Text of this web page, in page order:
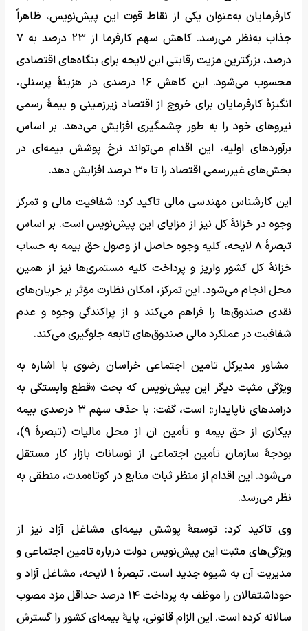
کارفرمایان به‌عنوان یکی از نقاط قوت این پیش‌نویس، ظاهراً
جذاب به‌نظر می‌رسد. کاهش سهم کارفرما از ۲۳ درصد به ۷
درصد، بزرگترین مزیت رقابتی این لایحه برای بنگاه‌های اقتصادی
محسوب می‌شود. این کاهش ۱۶ درصدی در هزینۀ پرسنلی،
انگیزۀ کارفرمایان برای خروج از اقتصاد زیرزمینی و بیمۀ رسمی
نیروهای خود را به طور چشمگیری افزایش می‌دهد. بر اساس
برآوردهای اولیه، این اقدام می‌تواند نرخ پوشش بیمه‌ای در
بخش‌های غیررسمی اقتصاد را تا ۳۰ درصد افزایش دهد.
این کارشناس مهندسی مالی تاکید کرد: شفافیت مالی و تمرکز
وجوه در خزانۀ کل نیز از مزایای این پیش‌نویس است. بر اساس
تبصرۀ ۸ لایحه، کلیه وجوه حاصل از وصول حق بیمه به حساب
خزانۀ کل کشور واریز و پرداخت کلیه مستمری‌ها نیز از همین
محل انجام می‌شود. این تمرکز، امکان نظارت مؤثر بر جریان‌های
نقدی صندوق‌ها را فراهم می‌کند و از پراکندگی وجوه و عدم
شفافیت در عملکرد مالی صندوق‌های تابعه جلوگیری می‌کند.
مشاور مدیرکل تامین اجتماعی خراسان رضوی با اشاره به
ویژگی مثبت دیگر این پیش‌نویس که بحث «قطع وابستگی به
درآمدهای ناپایدار» است، گفت: با حذف سهم ۳ درصدی بیمه
بیکاری از حق بیمه و تأمین آن از محل مالیات (تبصرۀ ۹)،
بودجۀ سازمان تأمین اجتماعی از نوسانات بازار کار مستقل
می‌شود. این اقدام از منظر ثبات منابع در کوتاه‌مدت، منطقی به
نظر می‌رسد.
وی تاکید کرد: توسعۀ پوشش بیمه‌ای مشاغل آزاد نیز از
ویژگی‌های مثبت این پیش‌نویس دولت درباره تامین اجتماعی و
مدیریت آن به شیوه جدید است. تبصرۀ ۱ لایحه، مشاغل آزاد و
خوداشتغالان را موظف به پرداخت ۱۴ درصد حداقل مزد مصوب
سالانه کرده است. این الزام قانونی، پایۀ بیمه‌ای کشور را گسترش